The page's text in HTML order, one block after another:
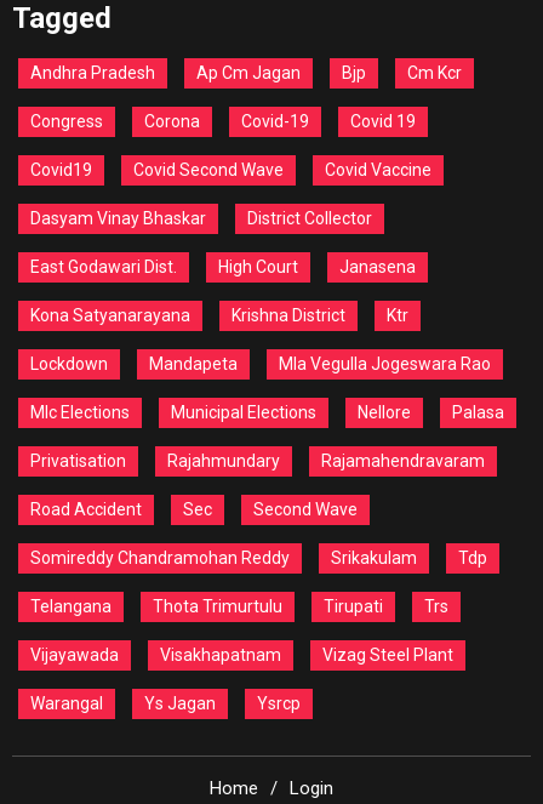
Tagged
Andhra Pradesh Ap Cm Jagan Bjp Cm Kcr
Congress Corona Covid-19 Covid 19
Covid19 Covid Second Wave Covid Vaccine
Dasyam Vinay Bhaskar District Collector
East Godawari Dist. High Court Janasena
Kona Satyanarayana Krishna District Ktr
Lockdown Mandapeta Mla Vegulla Jogeswara Rao
Mlc Elections Municipal Elections Nellore Palasa
Privatisation Rajahmundary Rajamahendravaram
Road Accident Sec Second Wave
Somireddy Chandramohan Reddy Srikakulam Tdp
Telangana Thota Trimurtulu Tirupati Trs
Vijayawada Visakhapatnam Vizag Steel Plant
Warangal Ys Jagan Ysrcp
Home Login